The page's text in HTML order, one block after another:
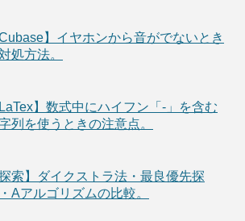
Cubase】イヤホンから音がでないとき
処方法。
LaTex】数式中にハイフン「-」を含む
列を使うときの注意点。
探索】ダイクストラ法・最良優先探
Aアルゴリズムの比較。